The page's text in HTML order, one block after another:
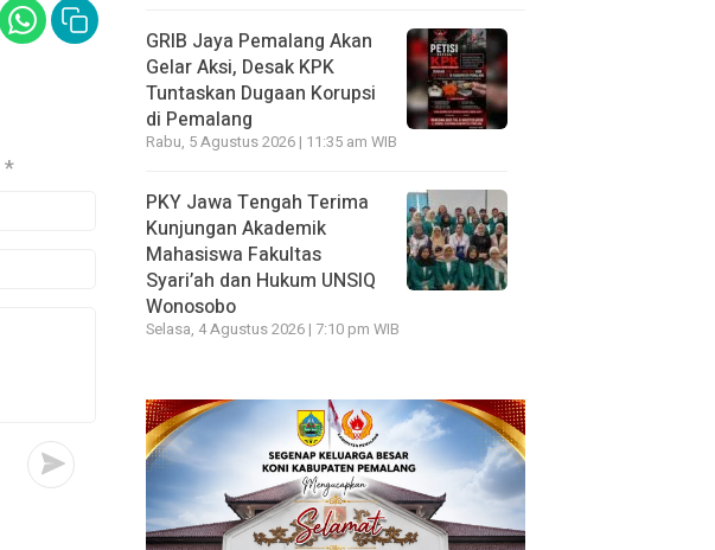
*
GRIB Jaya Pemalang Akan
Gelar Aksi, Desak KPK
Tuntaskan Dugaan Korupsi
di Pemalang
Rabu, 5 Agustus 2026 | 11:35 am WIB
PKY Jawa Tengah Terima
Kunjungan Akademik
Mahasiswa Fakultas
Syari’ah dan Hukum UNSIQ
Wonosobo
Selasa, 4 Agustus 2026 | 7:10 pm WIB